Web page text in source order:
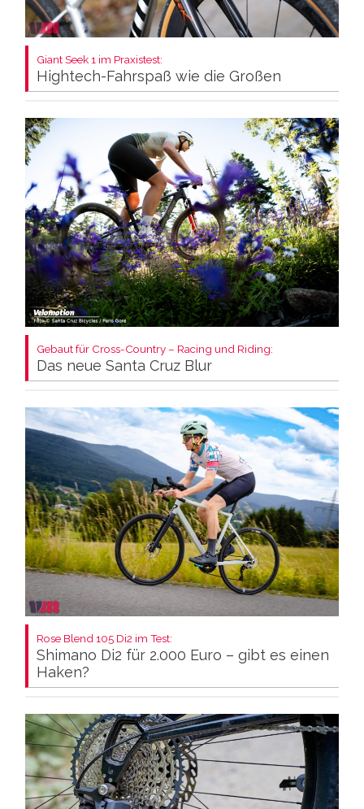
Giant Seek 1 im Praxistest:
Hightech-Fahrspaß wie die Großen
Gebaut für Cross-Country – Racing und Riding:
Das neue Santa Cruz Blur
Rose Blend 105 Di2 im Test:
Shimano Di2 für 2.000 Euro – gibt es einen
Haken?